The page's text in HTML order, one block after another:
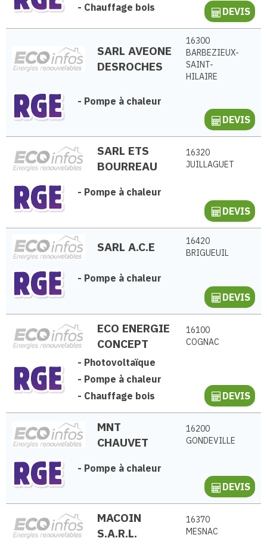
- Chauffage bois DEVIS
SARL AVEONE
DESROCHES
16300
BARBEZIEUX-
SAINT-
HILAIRE
- Pompe à chaleur
DEVIS
SARL ETS
BOURREAU
16320
JUILLAGUET
- Pompe à chaleur
DEVIS
SARL A.C.E
16420
BRIGUEUIL
- Pompe à chaleur
DEVIS
ECO ENERGIE
CONCEPT
16100
COGNAC
- Photovoltaïque
- Pompe à chaleur
- Chauffage bois DEVIS
MNT
CHAUVET
16200
GONDEVILLE
- Pompe à chaleur
DEVIS
MACOIN
S.A.R.L.
16370
MESNAC